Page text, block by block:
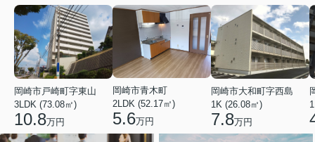
岡崎市戸崎町字東山
3LDK (73.08㎡)
10.8万円
岡崎市青木町
2LDK (52.17㎡)
5.6万円
岡崎市大和町字西島
1K (26.08㎡)
7.8万円